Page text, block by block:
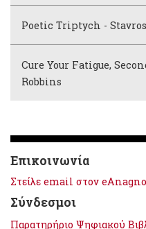
Poetic Triptych -
Cure Your Fatigue,
Robbins
Επικοινωνία
Στείλε email στον
Σύνδεσμοι
Παρατηρήριο Ψηφιακού